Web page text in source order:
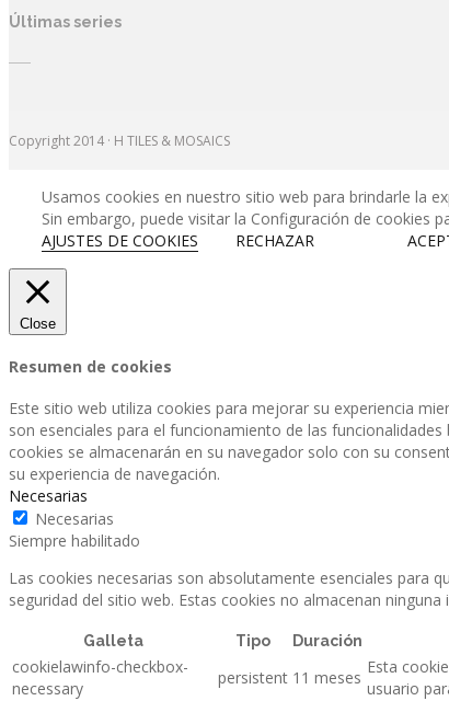
Últimas series
Copyright 2014 · H TILES & MOSAICS
Usamos cookies en nuestro sitio web para brindarle la
Sin embargo, puede visitar la Configuración de cookies
AJUSTES DE COOKIES
RECHAZAR
Close
Resumen de cookies
Este sitio web utiliza cookies para mejorar su experiencia
son esenciales para el funcionamiento de las
cookies se almacenarán en su navegador solo con su
su experiencia de navegación.
Necesarias
Necesarias
Siempre habilitado
Las cookies necesarias son absolutamente esenciales para
seguridad del sitio web. Estas cookies no almacenan
Galleta Tipo Duración
cookielawinfo-checkbox-
necessary
persistent 11 meses
Esta
usuario